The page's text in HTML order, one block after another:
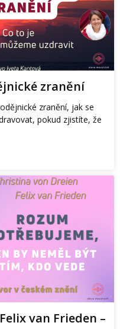
zranění
zranění, jak se
pokud zjistíte, že
van Frieden –